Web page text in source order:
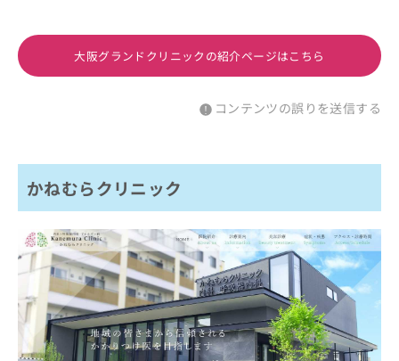
大阪グランドクリニックの紹介ページはこちら
コンテンツの誤りを送信する
かねむらクリニック